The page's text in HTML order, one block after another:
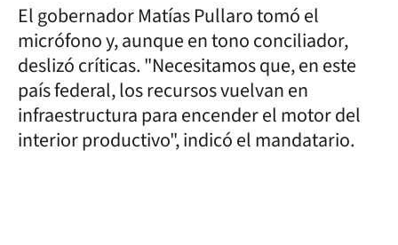
El gobernador Matías Pullaro tomó el
micrófono y, aunque en tono conciliador,
deslizó críticas. "Necesitamos que, en este
país federal, los recursos vuelvan en
infraestructura para encender el motor del
interior productivo", indicó el mandatario.